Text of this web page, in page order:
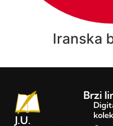
Iranska
J.U.
Brzi